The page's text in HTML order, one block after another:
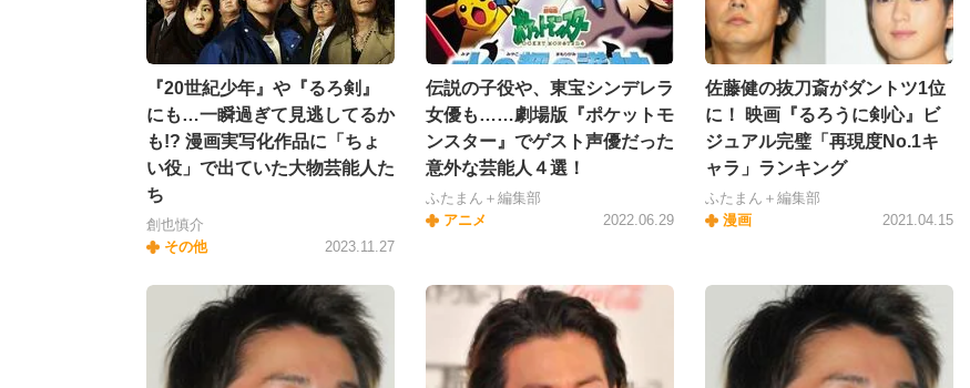
『20世紀少年』や『るろ剣』
にも…一瞬過ぎて見逃してるか
も!? 漫画実写化作品に「ちょ
い役」で出ていた大物芸能人た
ち
創也慎介
その他
2023.11.27
伝説の子役や、東宝シンデレラ
女優も……劇場版『ポケットモ
ンスター』でゲスト声優だった
意外な芸能人４選！
ふたまん＋編集部
アニメ
2022.06.29
佐藤健の抜刀斎がダントツ1位
に！ 映画『るろうに剣心』ビ
ジュアル完璧「再現度No.1キ
ャラ」ランキング
ふたまん＋編集部
漫画
2021.04.15